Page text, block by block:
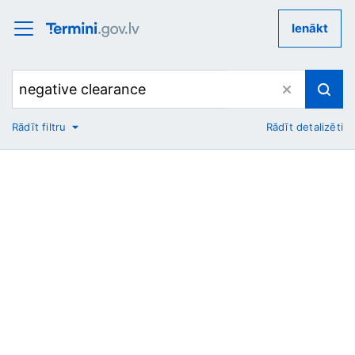
Ienākt
No
Rādīt filtru Rādīt detalizēti